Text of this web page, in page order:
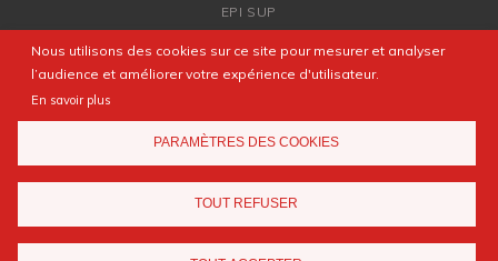
Nous utilisons des cookies sur ce site pour mesurer et analyser
l’audience et améliorer votre expérience d'utilisateur.
En savoir plus
PARAMÈTRES DES COOKIES
TOUT REFUSER
EPI SUP
PARTENARIATS
FAQ
CONTACT
Agence webElyos Digital